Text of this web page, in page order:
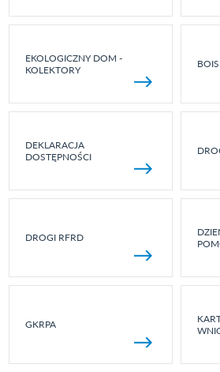
EKOLOGICZNY DOM -
KOLEKTORY
DEKLARACJA
DOSTĘPNOŚCI
DROGI RFRD
GKRPA